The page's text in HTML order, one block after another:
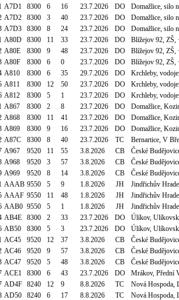
A7D1 8300 6 16 23.7.2026 DO
Domažlice, silo
A7D2 8300 3 40 23.7.2026 DO
Domažlice, silo
A7D3 8300 8 24 23.7.2026 DO
Domažlice, silo
A80D 8300 11 33 23.7.2026 DO
Blížejov 92, ZŠ,
A80E 8300 9 48 23.7.2026 DO
Blížejov 92, ZŠ,
A80F 8300 6 0 23.7.2026 DO
Blížejov 92, ZŠ,
A810 8300 6 35 29.7.2026 DO
Krchleby,
A811 8300 12 50 23.7.2026 DO
Krchleby,
A812 8300 5 1 23.7.2026 DO
Krchleby,
A867 8300 2 8 23.7.2026 DO
Domažlice,
A868 8300 11 41 23.7.2026 DO
Domažlice,
A869 8300 9 16 23.7.2026 DO
Domažlice,
A87C 8300 8 40 23.7.2026 TC
Bernartice, V
A967 9520 11 55 3.8.2026 CB
České
A968 9520 3 57 3.8.2026 CB
České
A969 9520 8 14 3.8.2026 CB
České
AAAB 9550 5 9 1.8.2026 JH
Jindřichův
AAAF 9550 11 48 1.8.2026 JH
Jindřichův
AAB0 9550 5 1 1.8.2026 JH
Jindřichův
AB4E 8300 2 33 23.7.2026 DO
Úlíkov,
AB50 8300 5 3 23.7.2026 DO
Úlíkov,
AC45 9520 12 37 3.8.2026 CB
České
AC46 9520 9 57 3.8.2026 CB
České
AC47 9520 5 48 3.8.2026 CB
České
ACE1 8300 6 43 23.7.2026 DO
Mrákov, Přední
AD4F 8240 12 9 8.8.2026 TC
Nová Hospoda,
AD50 8240 6 17 8.8.2026 TC
Nová Hospoda,